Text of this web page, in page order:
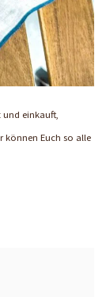
und einkauft,
können Euch so alle